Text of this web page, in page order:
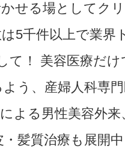
せる場としてク
5千件以上で業界
て！ 美容医療だ
う、産婦人科専
よる男性美容外
髪質治療も展開